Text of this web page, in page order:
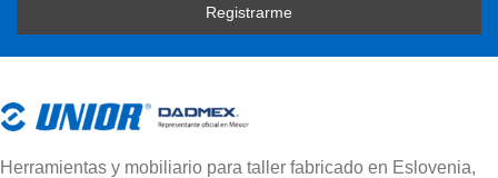
Herramientas y mobiliario para taller fabricado en Eslovenia,